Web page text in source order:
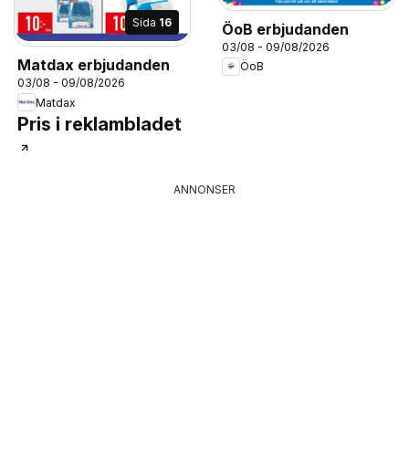
Sida 16
Matdax erbjudanden
03/08 - 09/08/2026
Matdax
Pris i reklambladet
ÖoB erbjudanden
03/08 - 09/08/2026
ÖoB
ANNONSER